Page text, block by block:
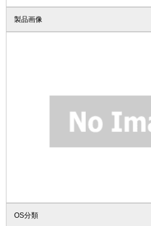
製品画像
OS分類